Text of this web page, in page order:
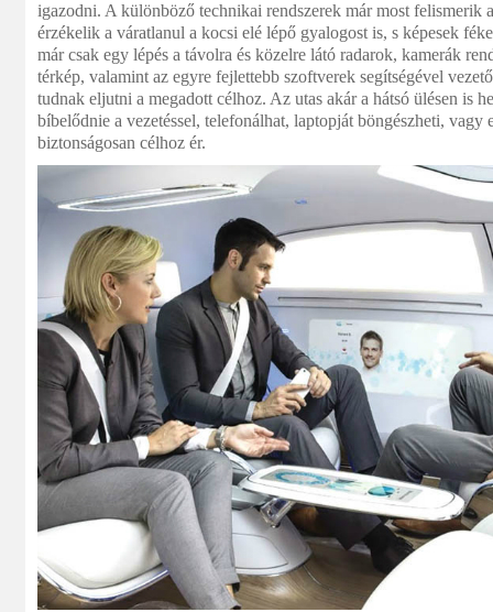
igazodni. A különböző technikai rendszerek már most felismerik
érzékelik a váratlanul a kocsi elé lépő gyalogost is, s képesek
már csak egy lépés a távolra és közelre látó radarok, kamerák
térkép, valamint az egyre fejlettebb szoftverek segítségével
tudnak eljutni a megadott célhoz. Az utas akár a hátsó ülésen is
bíbelődnie a vezetéssel, telefonálhat, laptopját böngészheti, vagy
biztonságosan célhoz ér.